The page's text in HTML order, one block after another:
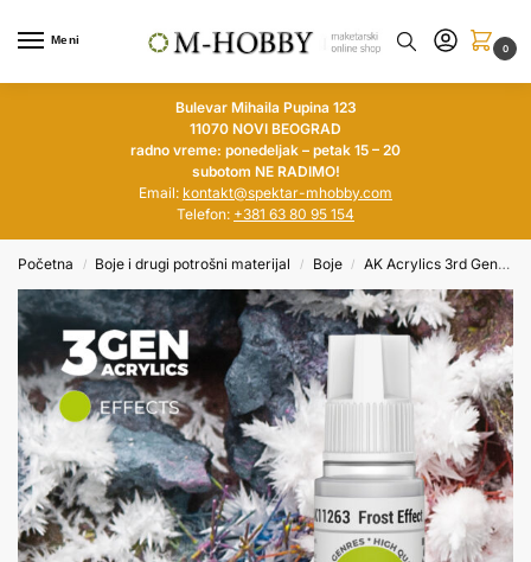
Meni
0
Bulevar Mihaila Pupina 123
11070 NOVI BEOGRAD
radno vreme: ponedeljak – petak 15 – 20
subotom NE RADIMO!
Email: kontakt@spektar-mhobby.com
Telefon: +381 63 80 95 154
Početna / Boje i drugi potrošni materijal / Boje / AK Acrylics 3rd Generation